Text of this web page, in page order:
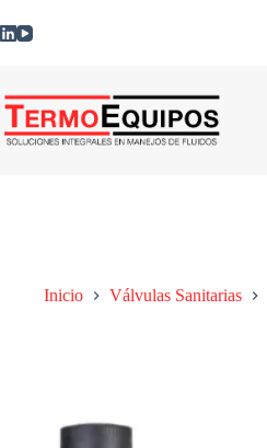
Inicio Válvulas Sanitarias